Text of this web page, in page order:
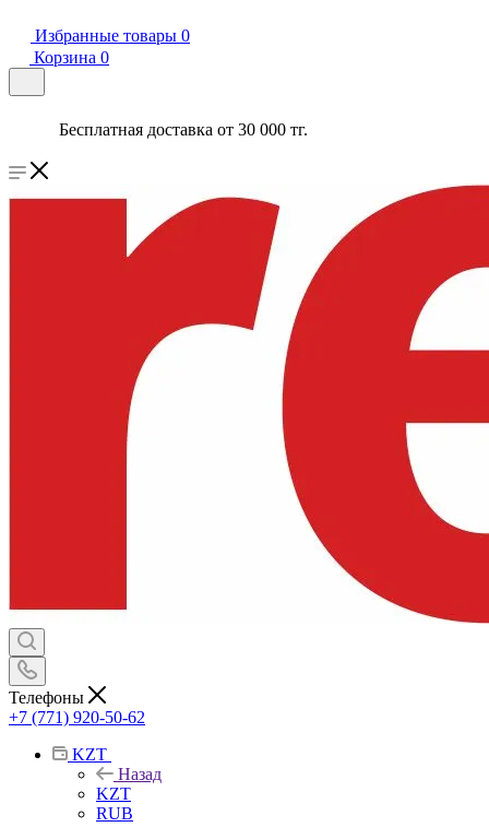
Избранные товары 0
Корзина 0
Бесплатная доставка от 30 000 тг.
Телефоны
+7 (771) 920-50-62
KZT
Назад
KZT
RUB